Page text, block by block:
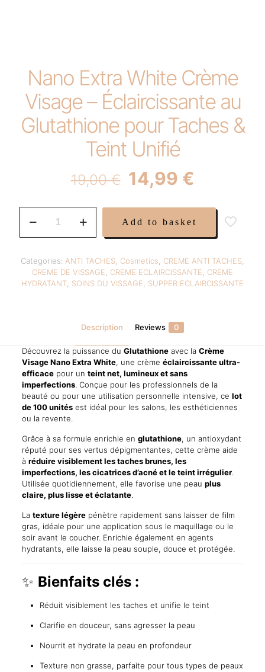
Nano Extra White Crème
Visage – Éclaircissante au
Glutathione pour Taches &
Teint Unifié
19,00€ Original
price
was:
19,00 €.
14,99 €
is:
14,99 €.
Extra
Visage
Éclaircissante
Teint
Unifié
quantity
Add to basket
Categories: ANTI TACHES Cosmetics CREME ANTI TACHES
CREME DE VISSAGE
CREME ECLAIRCISSANTE
CREME
HYDRATANT SOINS DU VISSAGE SUPPER ECLAIRCISSANTE
Description Reviews 0
Découvrez la puissance du Glutathioneavec la Crème
Visage Nano Extra White, une crème éclaircissante ultra-
efficacepour un teint net, lumineux et sans
imperfections. Conçue pour les professionnels de la
beauté ou pour une utilisation personnelle intensive, ce lot
de 100 unitésest idéal pour les salons, les esthéticiennes
ou la revente.
Grâce à sa formule enrichie en glutathione, un antioxydant
réputé pour ses vertus dépigmentantes, cette crème aide
à réduire visiblement les taches brunes, les
imperfections, les cicatrices d’acné et le teint irrégulier.
Utilisée quotidiennement, elle favorise une peau plus
claire, plus lisse et éclatante.
La texture légèrepénètre rapidement sans laisser de film
gras, idéale pour une application sous le maquillage ou le
soir avant le coucher. Enrichie également en agents
hydratants, elle laisse la peau souple, douce et protégée.
✨ Bienfaits clés :
Réduit visiblement les taches et unifie le teint
Clarifie en douceur, sans agresser la peau
Nourrit et hydrate la peau en profondeur
Texture non grasse, parfaite pour tous types de peaux